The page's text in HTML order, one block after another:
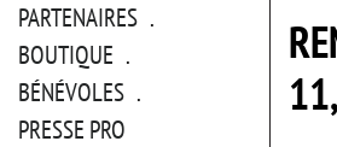
PARTENAIRES
BOUTIQUE
BÉNÉVOLES
PRESSE PRO